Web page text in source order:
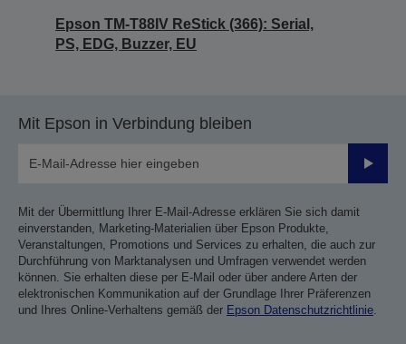
Epson TM-T88IV ReStick (366): Serial,
PS, EDG, Buzzer, EU
Mit Epson in Verbindung bleiben
Mit der Übermittlung Ihrer E-Mail-Adresse erklären Sie sich damit
einverstanden, Marketing-Materialien über Epson Produkte,
Veranstaltungen, Promotions und Services zu erhalten, die auch zur
Durchführung von Marktanalysen und Umfragen verwendet werden
können. Sie erhalten diese per E-Mail oder über andere Arten der
elektronischen Kommunikation auf der Grundlage Ihrer Präferenzen
und Ihres Online-Verhaltens gemäß der Epson Datenschutzrichtlinie.